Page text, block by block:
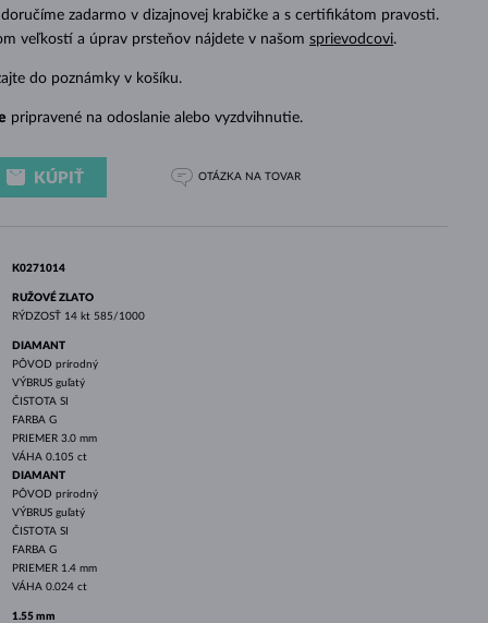
zadarmo v dizajnovej krabičke a s certifikátom pravosti.
veľkostí a úprav prsteňov nájdete v našom sprievodcovi.
do poznámky v košíku.
pripravené na odoslanie alebo vyzdvihnutie.
KÚPIŤ OTÁZKA NA TOVAR
K0271014
RUŽOVÉ ZLATO
RÝDZOSŤ 14 kt 585/1000
DIAMANT
PÔVOD prírodný
VÝBRUS guľatý
ČISTOTA SI
FARBA G
PRIEMER 3.0 mm
VÁHA 0.105 ct
DIAMANT
PÔVOD prírodný
VÝBRUS guľatý
ČISTOTA SI
FARBA G
PRIEMER 1.4 mm
VÁHA 0.024 ct
1.55 mm